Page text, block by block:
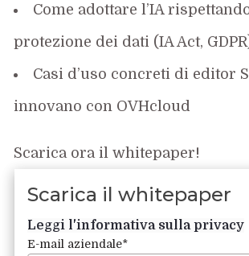
Come adottare l’IA
protezione dei dati (IA Act,
Casi d’uso concreti di editor
innovano con OVHcloud
Scarica ora ilwhitepaper!
Scarica il whitepaper
Leggi l'informativa sulla privacy
E-mail aziendale*